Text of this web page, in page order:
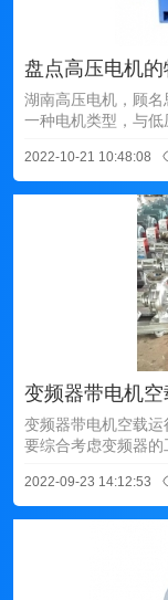
盘点高压电机
湖南高压电机，顾
一种电机类型，与低
2022-10-21 10:48:08
变频器带电机
变频器带电机空载运
要综合考虑变频器的
2022-09-23 14:12:53